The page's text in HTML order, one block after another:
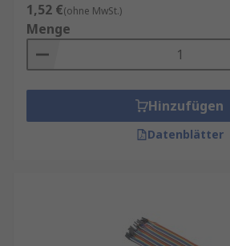
1,52 €(ohne MwSt.)
Menge
Hinzufügen
Datenblätter